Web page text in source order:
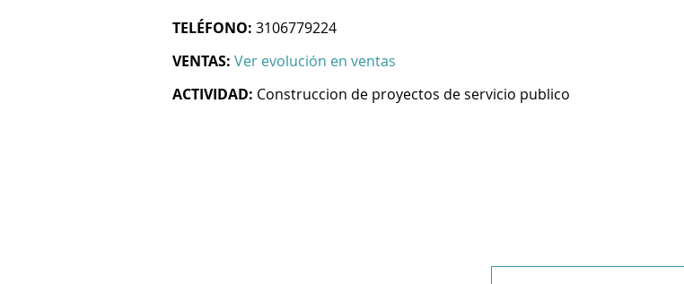
TELÉFONO: 3106779224
VENTAS: Ver evolución en ventas
ACTIVIDAD: Construccion de proyectos de servicio publico